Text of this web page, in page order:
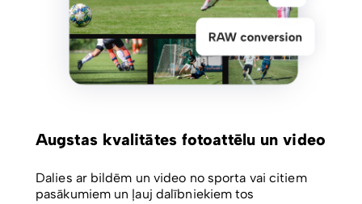
Augstas kvalitātes fotoattēlu un video
Dalies ar bildēm un video no sporta vai citiem
pasākumiem un ļauj dalībniekiem tos